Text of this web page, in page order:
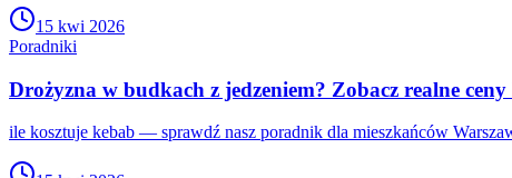
15 kwi 2026
Poradniki
Drożyzna w budkach z jedzeniem? Zobacz realne
ile kosztuje kebab — sprawdź nasz poradnik dla mieszkańców